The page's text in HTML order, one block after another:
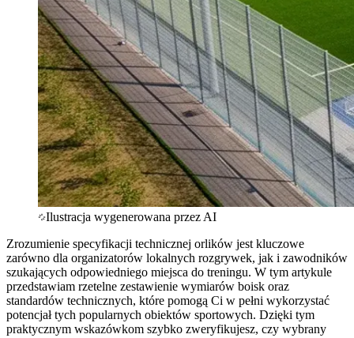
Ilustracja wygenerowana przez AI
Zrozumienie specyfikacji technicznej orlików jest kluczowe
zarówno dla organizatorów lokalnych rozgrywek, jak i zawodników
szukających odpowiedniego miejsca do treningu. W tym artykule
przedstawiam rzetelne zestawienie wymiarów boisk oraz
standardów technicznych, które pomogą Ci w pełni wykorzystać
potencjał tych popularnych obiektów sportowych. Dzięki tym
praktycznym wskazówkom szybko zweryfikujesz, czy wybrany